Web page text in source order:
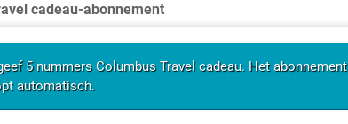
cadeau-abonnement
5 nummers Columbus Travel cadeau. Het abonnement
automatisch.